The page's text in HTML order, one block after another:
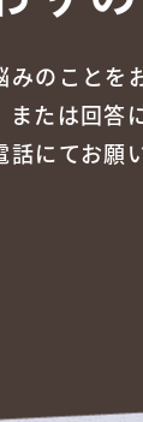
みのことを
または回答
にてお願